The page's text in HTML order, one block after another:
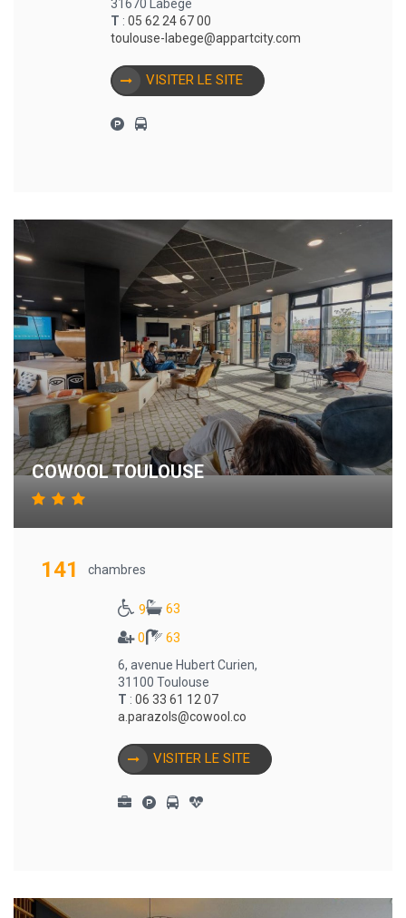
31670 Labège
T : 05 62 24 67 00
toulouse-labege@appartcity.com
VISITER LE SITE
COWOOL TOULOUSE
141 chambres
9
63
0
63
6, avenue Hubert Curien,
31100 Toulouse
T : 06 33 61 12 07
a.parazols@cowool.co
VISITER LE SITE